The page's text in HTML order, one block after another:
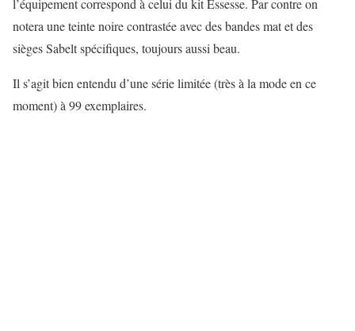
l’équipement correspond à celui du kit Essesse. Par contre on
notera une teinte noire contrastée avec des bandes mat et des
sièges Sabelt spécifiques, toujours aussi beau.
Il s’agit bien entendu d’une série limitée (très à la mode en ce
moment) à 99 exemplaires.